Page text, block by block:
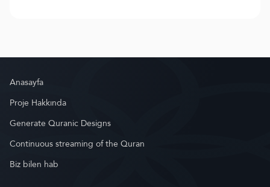
Anasayfa
Proje Hakkında
Generate Quranic Designs
Continuous streaming of the Quran
Biz bilen hab